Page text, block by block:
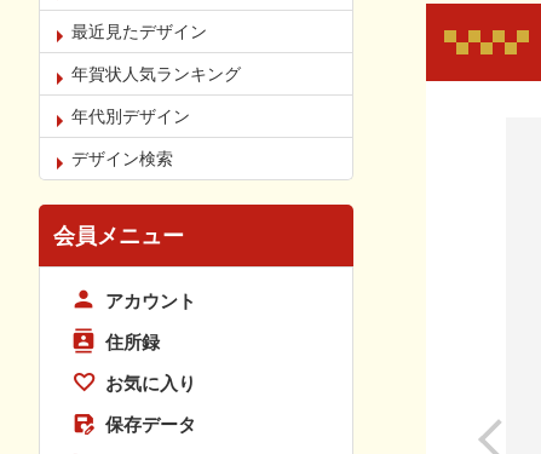
最近見たデザイン
年賀状人気ランキング
年代別デザイン
デザイン検索
会員メニュー
アカウント
住所録
お気に入り
保存データ